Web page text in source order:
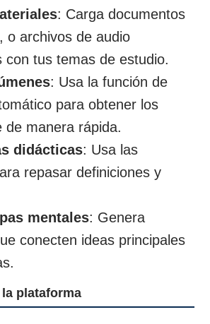
: Carga documentos
o archivos de audio
con tus temas de estudio.
: Usa la función de
para obtener los
de manera rápida.
didácticas: Usa las
repasar definiciones y
mentales: Genera
conecten ideas principales
plataforma